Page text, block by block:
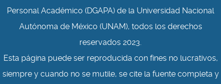
Personal Académico (DGAPA) de la Universidad Nacional
Autónoma de México (UNAM), todos los derechos
reservados 2023.
Esta página puede ser reproducida con fines no lucrativos,
siempre y cuando no se mutile, se cite la fuente completa y